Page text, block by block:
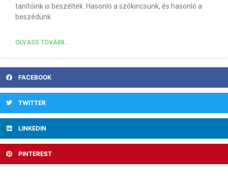
tanítóink is beszéltek. Hasonló a szókincsünk, és hasonló a
beszédünk
OLVASS TOVÁBB...
FACEBOOK
TWITTER
LINKEDIN
PINTEREST